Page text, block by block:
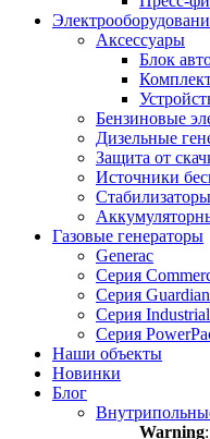
Аксессуары
Блок
Бензиновые
Дизельные
Защита от
Источники
Газовые генераторы
Generac
Серия
Серия
Серия
Серия
Наши объекты
Новинки
Блог
Warning